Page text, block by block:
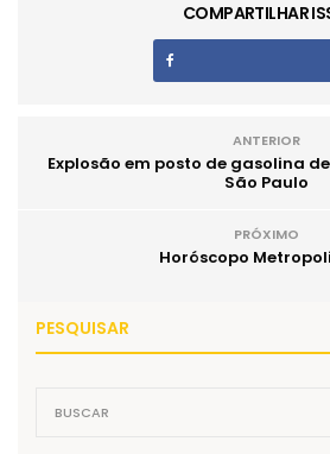
COMPARTILHAR
ANTERIOR
Explosão em posto de gasolina
São Paulo
PRÓXIMO
Horóscopo
PESQUISAR